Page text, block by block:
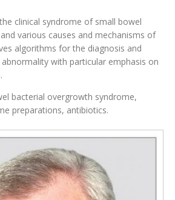
clinical syndrome of small bowel
various causes and mechanisms of
algorithms for the diagnosis and
with particular emphasis on
bacterial overgrowth syndrome,
preparations, antibiotics.